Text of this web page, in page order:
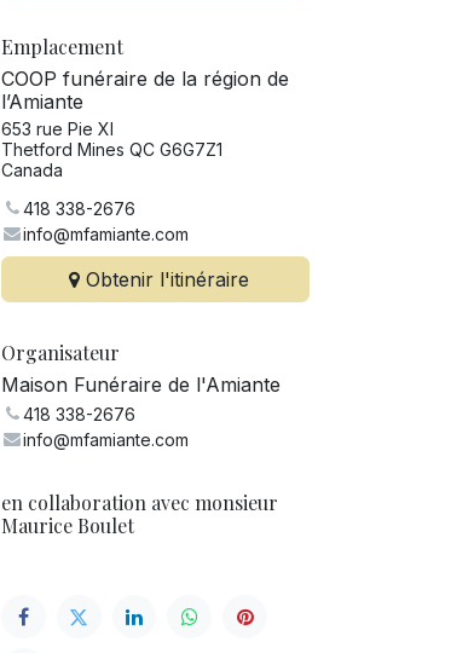
Emplacement
COOP funéraire de la région de
l’Amiante
653 rue Pie XI
Thetford Mines QC G6G7Z1
Canada
418 338-2676
info@mfamiante.com
Obtenir l'itinéraire
Organisateur
Maison Funéraire de l'Amiante
418 338-2676
info@mfamiante.com
en collaboration avec monsieur
Maurice Boulet